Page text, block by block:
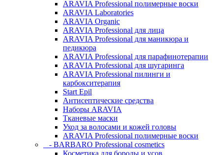
ARAVIA Professional полимерные воски
ARAVIA Laboratories
ARAVIA Organic
ARAVIA Professional для лица
ARAVIA Professional для маникюра и
педикюра
ARAVIA Professional для парафинотерапии
ARAVIA Professional для шугаринга
ARAVIA Professional пилинги и
карбокситерапия
Start Epil
Антисептические средства
Наборы ARAVIA
Тканевые маски
Уход за волосами и кожей головы
ARAVIA Professional полимерные воски
- BARBARO Professional cosmetics
Косметика для бороды и усов